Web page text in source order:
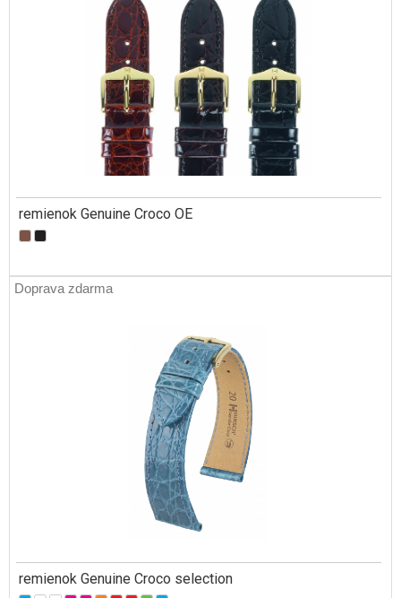
remienok Genuine Croco OE
Doprava zdarma
remienok Genuine Croco selection